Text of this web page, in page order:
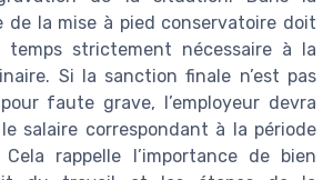
de la mise à pied conservatoire doit
strictement nécessaire à la
Si la sanction finale n’est pas
faute grave, l’employeur devra
salaire correspondant à la période
rappelle l’importance de bien